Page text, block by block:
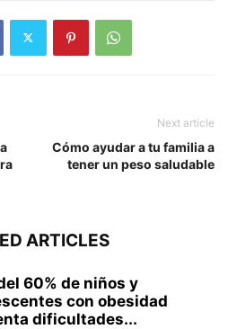
Next article
Cómo ayudar a tu familia a
tener un peso saludable
ARTICLES
60% de niños y
con obesidad
dificultades...